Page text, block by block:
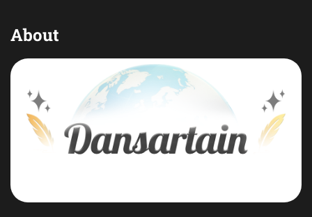
About